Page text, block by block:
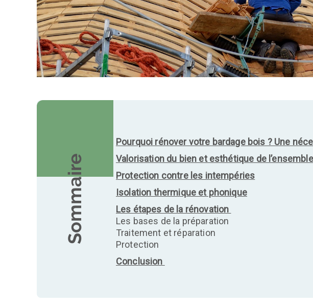
Sommaire
Pourquoi rénover votre bardage bois ? Une
Valorisation du bien et esthétique de l’ensemble
Protection contre les intempéries
Isolation thermique et phonique
Les étapes de la rénovation
Les bases de la préparation
Traitement et réparation
Protection
Conclusion